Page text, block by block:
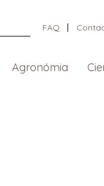
FAQ
Agronómia